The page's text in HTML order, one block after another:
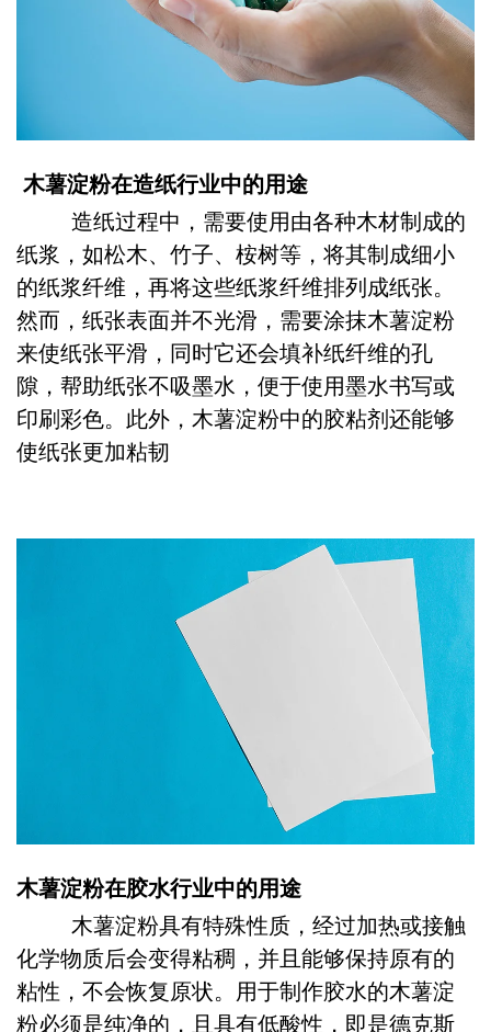
木薯淀粉在造纸行业中的用途
造纸过程中，需要使用由各种木材制成的
纸浆，如松木、竹子、桉树等，将其制成细小
的纸浆纤维，再将这些纸浆纤维排列成纸张。
然而，纸张表面并不光滑，需要涂抹木薯淀粉
来使纸张平滑，同时它还会填补纸纤维的孔
隙，帮助纸张不吸墨水，便于使用墨水书写或
印刷彩色。此外，木薯淀粉中的胶粘剂还能够
使纸张更加粘韧
木薯淀粉在胶水行业中的用途
木薯淀粉具有特殊性质，经过加热或接触
化学物质后会变得粘稠，并且能够保持原有的
粘性，不会恢复原状。用于制作胶水的木薯淀